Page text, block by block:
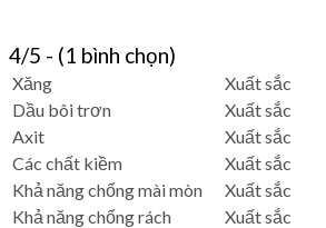
4/5 - (1 bình chọn)
Xăng
Xuất sắc
Dầu bôi trơn
Xuất sắc
Axit
Xuất sắc
Các chất kiềm
Xuất sắc
Khả năng chống mài mòn
Xuất sắc
Khả năng chống rách
Xuất sắc